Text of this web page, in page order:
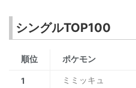
シングルTOP100
順位 ポケモン
1 ミミッキュ